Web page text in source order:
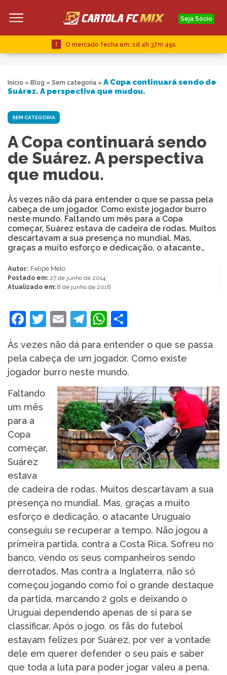
Seja Sócio
O mercado fecha em: 1d 4h 37m 49s
Início » Blog » Sem categoria » A Copa continuará sendo de
Suárez. A perspectiva que mudou.
SEM CATEGORIA
A Copa continuará sendo
de Suárez. A perspectiva
que mudou.
Às vezes não dá para entender o que se passa pela
cabeça de um jogador. Como existe jogador burro
neste mundo. Faltando um mês para a Copa
começar, Suárez estava de cadeira de rodas. Muitos
descartavam a sua presença no mundial. Mas,
graças a muito esforço e dedicação, o atacante…
Autor: Felipe Melo
Postado em: 27 de junho de 2014
Atualizado em: 8 de junho de 2016
Facebook
Twitter
EmailTelegram
WhatsApp
Às vezes não dá para entender o que se passa
pela cabeça de um jogador. Como existe
jogador burro neste mundo.
Faltando
um mês
para a
Copa
começar,
Suárez
estava
de cadeira de rodas. Muitos descartavam a sua
presença no mundial. Mas, graças a muito
esforço e dedicação, o atacante Uruguaio
conseguiu se recuperar a tempo. Não jogou a
primeira partida, contra a Costa Rica. Sofreu no
banco, vendo os seus companheiros sendo
derrotados. Mas contra a Inglaterra, não só
começou jogando como foi o grande destaque
da partida, marcando 2 gols e deixando o
Uruguai dependendo apenas de si para se
classificar. Após o jogo, os fãs do futebol
estavam felizes por Suárez, por ver a vontade
dele em querer defender o seu país e saber
que toda a luta para poder jogar valeu a pena.